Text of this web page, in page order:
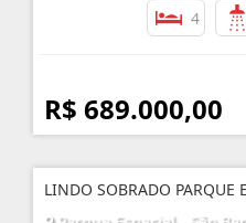
4
R$ 689.000,00
LINDO SOBRADO PARQUE